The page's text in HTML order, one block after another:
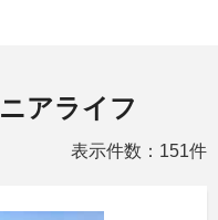
アライフ
表示件数：151件